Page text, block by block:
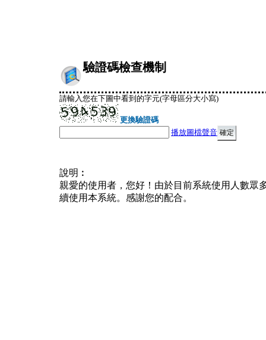
驗證碼檢查機制
請輸入您在下圖中看到的字元(字母區分大小寫)
更換驗證碼
播放圖檔聲音
說明︰
親愛的使用者，您好！由於目前系統使用人數眾
續使用本系統。感謝您的配合。